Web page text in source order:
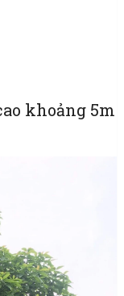
khoảng 5m